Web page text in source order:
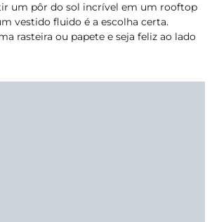
um pôr do sol incrível em um rooftop
vestido fluido é a escolha certa.
rasteira ou papete e seja feliz ao lado